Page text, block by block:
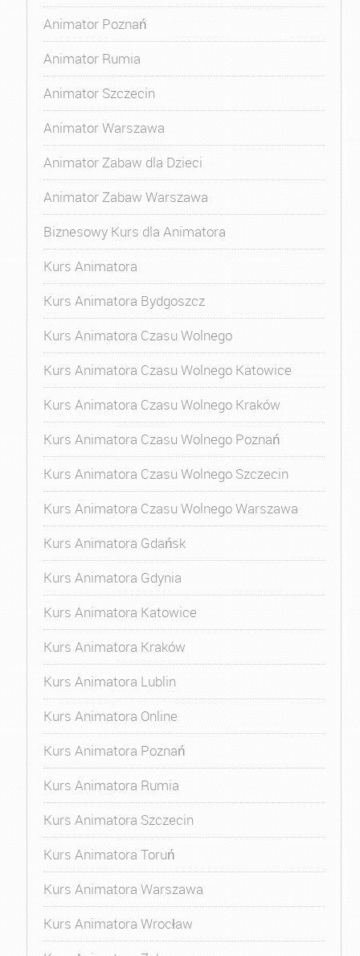
Animator Poznań
Animator Rumia
Animator Szczecin
Animator Warszawa
Animator Zabaw dla Dzieci
Animator Zabaw Warszawa
Biznesowy Kurs dla Animatora
Kurs Animatora
Kurs Animatora Bydgoszcz
Kurs Animatora Czasu Wolnego
Kurs Animatora Czasu Wolnego Katowice
Kurs Animatora Czasu Wolnego Kraków
Kurs Animatora Czasu Wolnego Poznań
Kurs Animatora Czasu Wolnego Szczecin
Kurs Animatora Czasu Wolnego Warszawa
Kurs Animatora Gdańsk
Kurs Animatora Gdynia
Kurs Animatora Katowice
Kurs Animatora Kraków
Kurs Animatora Lublin
Kurs Animatora Online
Kurs Animatora Poznań
Kurs Animatora Rumia
Kurs Animatora Szczecin
Kurs Animatora Toruń
Kurs Animatora Warszawa
Kurs Animatora Wrocław